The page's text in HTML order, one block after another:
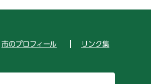
市のプロフィール リンク集